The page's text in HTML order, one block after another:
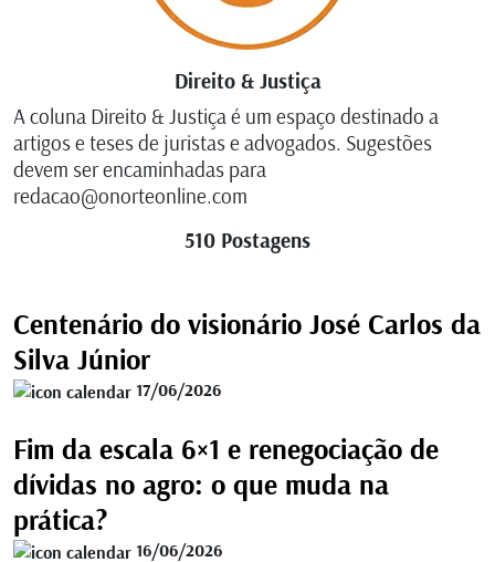
Direito & Justiça
A coluna Direito & Justiça é um espaço destinado a
artigos e teses de juristas e advogados. Sugestões
devem ser encaminhadas para
redacao@onorteonline.com
510 Postagens
Centenário do visionário José Carlos da
Silva Júnior
17/06/2026
Fim da escala 6×1 e renegociação de
dívidas no agro: o que muda na
prática?
16/06/2026